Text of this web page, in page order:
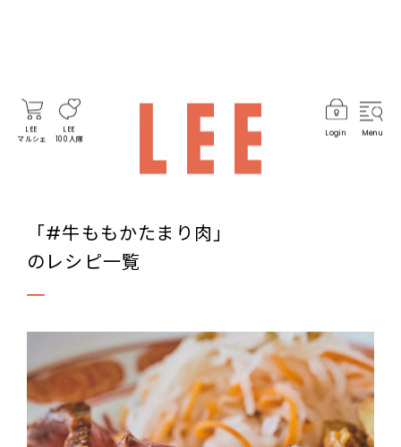
LEE
マルシェ
LEE
100人隊
Login Menu
「#牛ももかたまり肉」
のレシピ一覧